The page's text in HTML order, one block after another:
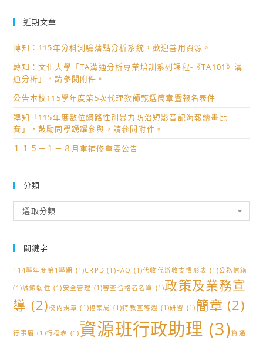
近期文章
轉知：115年分科測驗落點分析系統，歡迎善用資源。
轉知：文化大學「TA溝通分析專業培訓系列課程-《TA101》溝
通分析」，請參閱附件。
公告本校115學年度第5次代理教師甄選簡章暨報名表件
轉知「115年度數位網路性別暴力防治短影音記海報繪畫比
賽」，鼓勵同學踴躍參與，請參閱附件。
１１５－１－８月重補修重要公告
分類
類
選取分類
關鍵字
114學年度第1學期 (1)CRPD (1)FAQ (1)代收代辦收支情形表 (1)公務信箱
(1)城鎮韌性 (1)安全管理 (1)審查合格者名單 (1)政策及業務宣
導 (2)校內規章 (1)檔案局 (1)特教宣導週 (1)研習 (1) 簡章 (2)
行事曆 (1)行程表 (1)資源班行政助理 (3)資通